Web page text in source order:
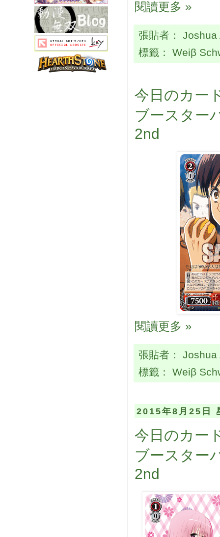
閱讀更多 »
張貼者：
標籤： Weiβ
今日のカー
ブースター
2nd
閱讀更多 »
張貼者：
標籤： Weiβ
2015年8月25日
今日のカー
ブースター
2nd